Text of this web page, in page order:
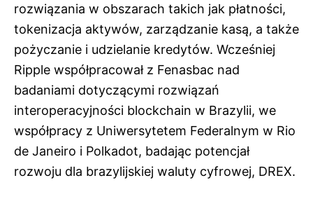
rozwiązania w obszarach takich jak płatności,
tokenizacja aktywów, zarządzanie kasą, a także
pożyczanie i udzielanie kredytów. Wcześniej
Ripple współpracował z Fenasbac nad
badaniami dotyczącymi rozwiązań
interoperacyjności blockchain w Brazylii, we
współpracy z Uniwersytetem Federalnym w Rio
de Janeiro i Polkadot, badając potencjał
rozwoju dla brazylijskiej waluty cyfrowej, DREX.